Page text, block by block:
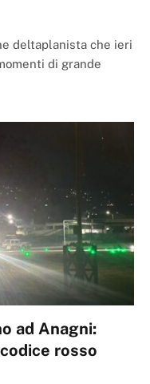
deltaplanista che ieri
di grande
ad Anagni:
rosso